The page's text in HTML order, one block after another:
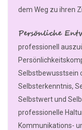
dem Weg zu ihren
Persönliche
professionell
Selbstbewusstsein
Selbsterkenntnis,
Selbstwert und
professionelle
Kommunikations-